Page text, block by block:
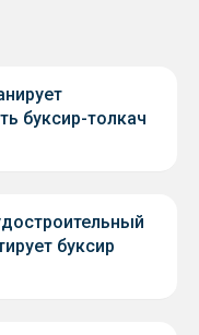
буксир-толкач
буксир